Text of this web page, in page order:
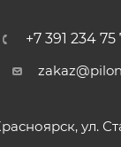
+7 391 234 75
ул.